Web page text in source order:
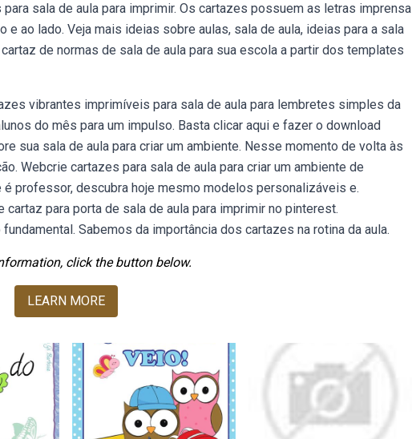
sala de aula para imprimir. Os cartazes possuem as letras imprensa
ao lado. Veja mais ideias sobre aulas, sala de aula, ideias para a sala
de normas de sala de aula para sua escola a partir dos templates
vibrantes imprimíveis para sala de aula para lembretes simples da
do mês para um impulso. Basta clicar aqui e fazer o download
sua sala de aula para criar um ambiente. Nesse momento de volta às
Webcrie cartazes para sala de aula para criar um ambiente de
professor, descubra hoje mesmo modelos personalizáveis e.
para porta de sala de aula para imprimir no pinterest.
Sabemos da importância dos cartazes na rotina da aula.
click the button below.
LEARN MORE